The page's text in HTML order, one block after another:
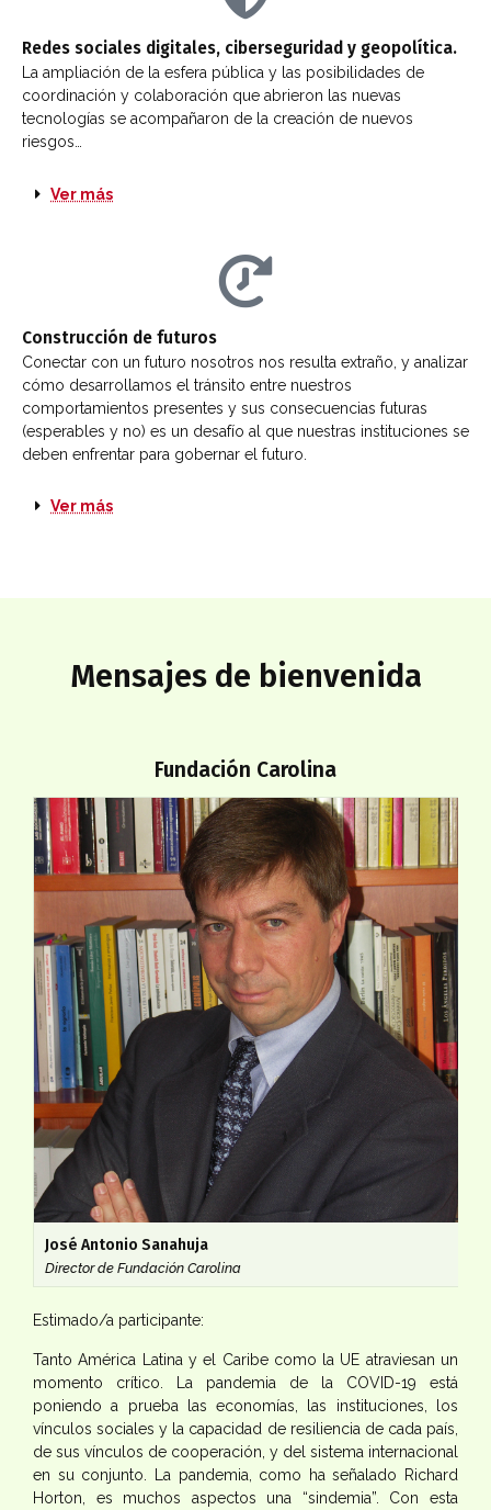
Redes sociales digitales, ciberseguridad y geopolítica.​
La ampliación de la esfera pública y las posibilidades de
coordinación y colaboración que abrieron las nuevas
tecnologías se acompañaron de la creación de nuevos
riesgos…​
Ver más
Construcción de futuros
Conectar con un futuro nosotros nos resulta extraño, y analizar
cómo desarrollamos el tránsito entre nuestros
comportamientos presentes y sus consecuencias futuras
(esperables y no) es un desafío al que nuestras instituciones se
deben enfrentar para gobernar el futuro.
Ver más
Mensajes de bienvenida
Fundación Carolina
José Antonio Sanahuja
Director de Fundación Carolina
Estimado/a participante:
Tanto América Latina y el Caribe como la UE atraviesan un
momento crítico. La pandemia de la COVID-19 está
poniendo a prueba las economías, las instituciones, los
vínculos sociales y la capacidad de resiliencia de cada país,
de sus vínculos de cooperación, y del sistema internacional
en su conjunto. La pandemia, como ha señalado Richard
Horton, es muchos aspectos una “sindemia”. Con esta